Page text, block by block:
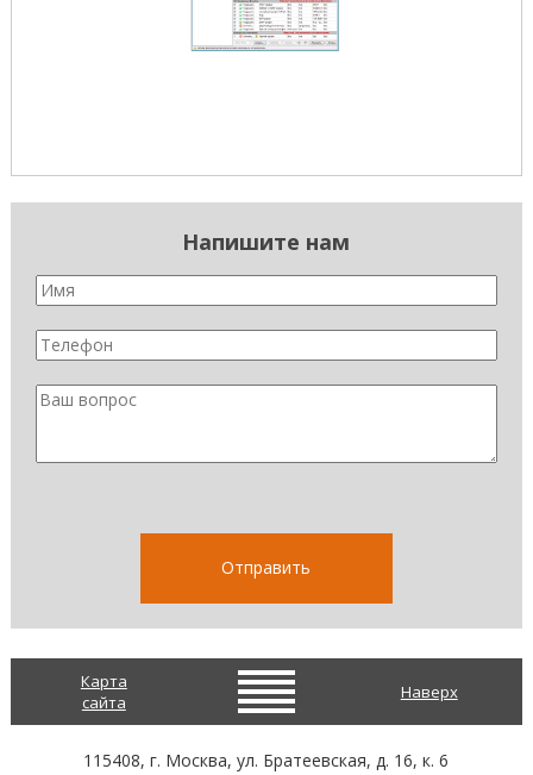
Напишите нам
Карта
сайта
Наверх
115408, г. Москва,ул. Братеевская, д. 16, к. 6